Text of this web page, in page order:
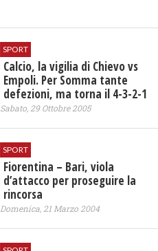
SPORT
Calcio, la vigilia di Chievo vs
Empoli. Per Somma tante
defezioni, ma torna il 4-3-2-1
Sabato, 29 Ottobre 2005
SPORT
Fiorentina – Bari, viola
d’attacco per proseguire la
rincorsa
Domenica, 21 Marzo 2004